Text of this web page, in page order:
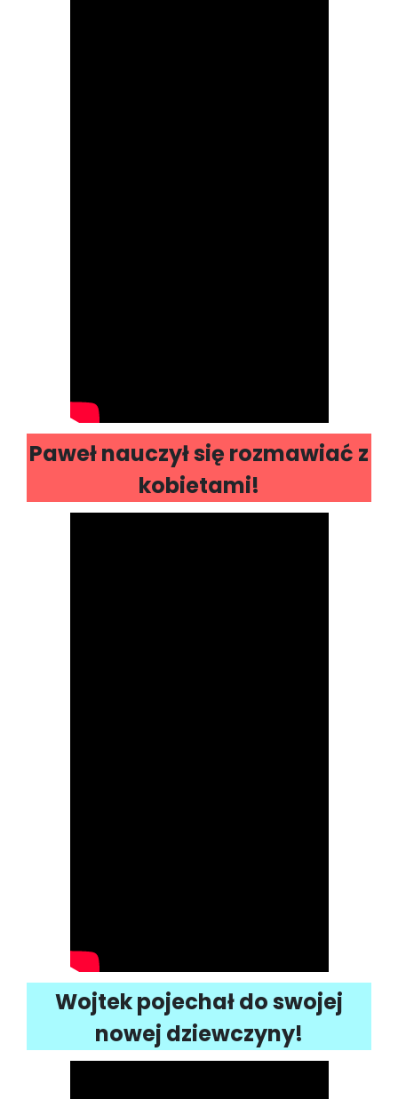
Paweł nauczył się rozmawiać z
kobietami!
Wojtek pojechał do swojej
nowej dziewczyny!